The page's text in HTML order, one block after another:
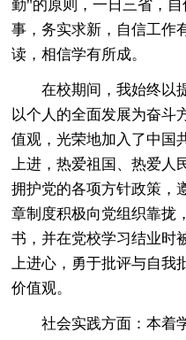
勤"的原则，一日三省，
事，务实求新，自信工作
读，相信学有所成。
在校期间，我始终以
以个人的全面发展为奋斗
值观，光荣地加入了中国
上进，热爱祖国、热爱人
拥护党的各项方针政策，
章制度积极向党组织靠拢
书，并在党校学习结业时
上进心，勇于批评与自
价值观。
社会实践方面：本着